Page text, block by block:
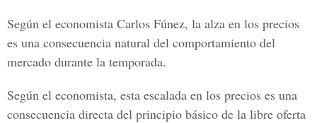
Según el economista Carlos Fúnez, la alza en los precios
es una consecuencia natural del comportamiento del
mercado durante la temporada.
Según el economista, esta escalada en los precios es una
consecuencia directa del principio básico de la libre oferta